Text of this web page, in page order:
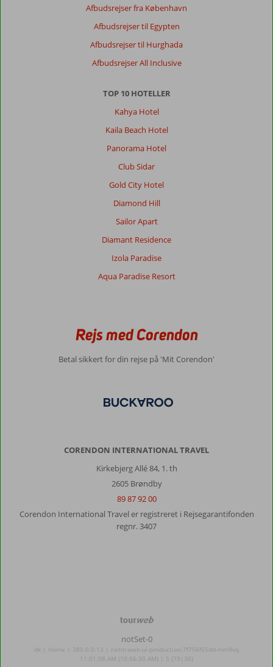
Afbudsrejser fra København
Afbudsrejser til Egypten
Afbudsrejser til Hurghada
Afbudsrejser All Inclusive
TOP 10 HOTELLER
Kahya Hotel
Kaila Beach Hotel
Panorama Hotel
Club Sidar
Gold City Hotel
Diamond Hill
Sailor Apart
Diamant Residence
Izola Paradise
Aqua Paradise Resort
Rejs med Corendon
Betal sikkert for din rejse på 'Mit Corendon'
CORENDON INTERNATIONAL TRAVEL
Kirkebjerg Allé 84, 1. th
2605 Brøndby
89 87 92 00
Corendon International Travel er registreret i Rejsegarantifonden
regnr. 3407
TourWeb
©
NetMatch
notSet-0
dk | Home | 380.0.0.13 | netm-web-ui-production-7f756f55dd-mm9vq
11:01:08 AM (10:56:30 AM) | 5 (79|36)